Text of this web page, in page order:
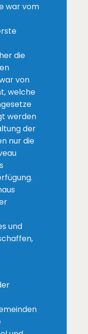
war vom
die
von
welche
werden
der
nur die
und